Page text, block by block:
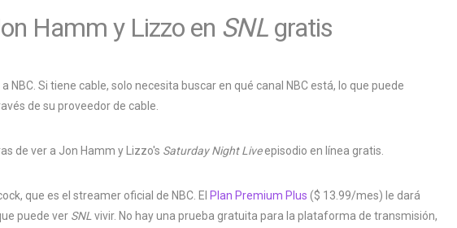
Hamm y Lizzo en SNLgratis
NBC. Si tiene cable, solo necesita buscar en qué canal NBC está, lo que puede
de su proveedor de cable.
de ver a Jon Hamm y Lizzo's Saturday Night Liveepisodio en línea gratis.
que es el streamer oficial de NBC. El Plan Premium Plus ($ 13.99/mes) le dará
puede ver SNL vivir. No hay una prueba gratuita para la plataforma de transmisión,